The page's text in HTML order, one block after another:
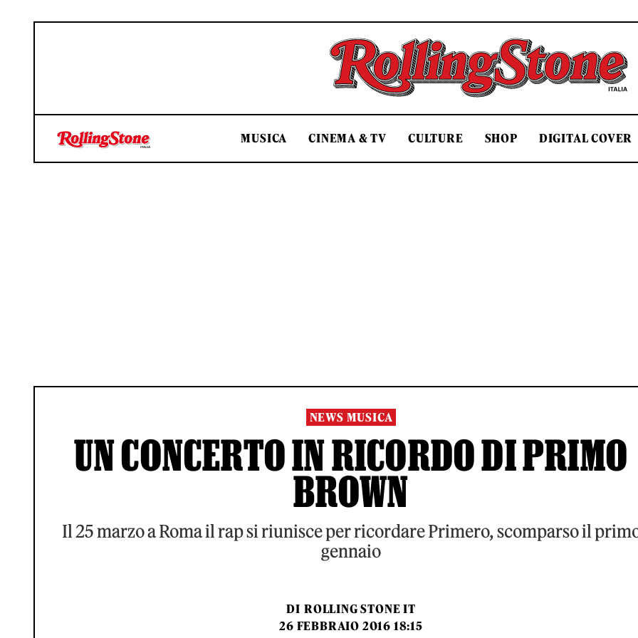
Rolling Stone Italia
MUSICA CINEMA & TV CULTURE SHOP DIGITAL COVER
NEWS MUSICA
UN CONCERTO IN RICORDO DI PRIMO
BROWN
Il 25 marzo a Roma il rap si riunisce per ricordare Primero, scomparso il
gennaio
DI ROLLING STONE IT
26 FEBBRAIO 2016 18:15